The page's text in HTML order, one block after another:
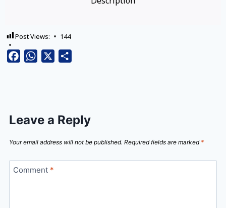
Post Views: 144
FacebookWhatsApp
Leave a Reply
Your email address will not be published. Required fields are marked *
Comment *